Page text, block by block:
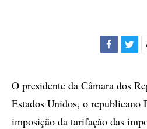
O presidente da Câmara dos
Estados Unidos, o republicano
imposição da tarifação das